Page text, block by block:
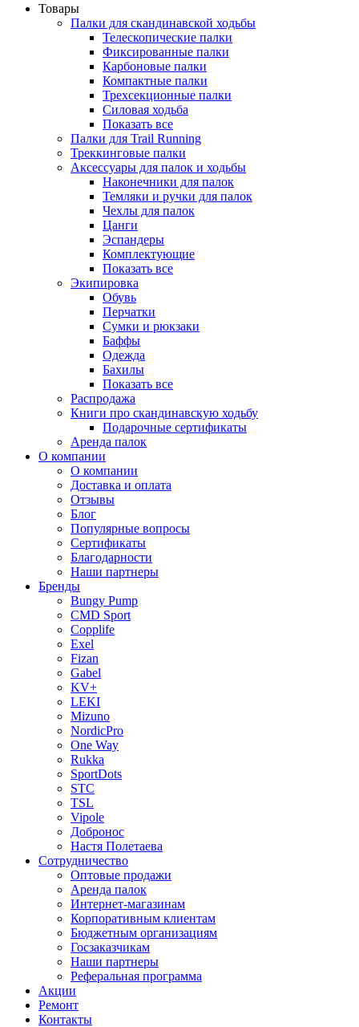
Товары
Палки для скандинавской ходьбы
Телескопические палки
Фиксированные палки
Карбоновые палки
Компактные палки
Трехсекционные палки
Силовая ходьба
Показать все
Палки для Trail Running
Треккинговые палки
Аксессуары для палок и ходьбы
Наконечники для палок
Темляки и ручки для палок
Чехлы для палок
Цанги
Эспандеры
Комплектующие
Показать все
Экипировка
Обувь
Перчатки
Сумки и рюкзаки
Баффы
Одежда
Бахилы
Показать все
Распродажа
Книги про скандинавскую ходьбу
Подарочные сертификаты
Аренда палок
О компании
О компании
Доставка и оплата
Отзывы
Блог
Популярные вопросы
Сертификаты
Благодарности
Наши партнеры
Бренды
Bungy Pump
CMD Sport
Copplife
Exel
Fizan
Gabel
KV+
LEKI
Mizuno
NordicPro
One Way
Rukka
SportDots
STC
TSL
Vipole
Добронос
Настя Полетаева
Сотрудничество
Оптовые продажи
Аренда палок
Интернет-магазинам
Корпоративным клиентам
Бюджетным организациям
Госзаказчикам
Наши партнеры
Реферальная программа
Акции
Ремонт
Контакты